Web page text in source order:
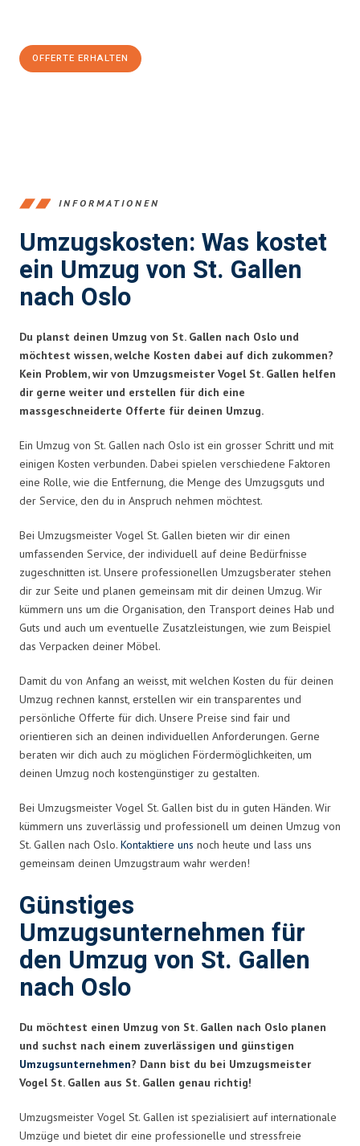
OFFERTE ERHALTEN
INFORMATIONEN
Umzugskosten: Was kostet
ein Umzug von St. Gallen
nach Oslo
Du planst deinen Umzug von St. Gallen nach Oslo und
möchtest wissen, welche Kosten dabei auf dich zukommen?
Kein Problem, wir von Umzugsmeister Vogel St. Gallen helfen
dir gerne weiter und erstellen für dich eine
massgeschneiderte Offerte für deinen Umzug.
Ein Umzug von St. Gallen nach Oslo ist ein grosser Schritt und mit
einigen Kosten verbunden. Dabei spielen verschiedene Faktoren
eine Rolle, wie die Entfernung, die Menge des Umzugsguts und
der Service, den du in Anspruch nehmen möchtest.
Bei Umzugsmeister Vogel St. Gallen bieten wir dir einen
umfassenden Service, der individuell auf deine Bedürfnisse
zugeschnitten ist. Unsere professionellen Umzugsberater stehen
dir zur Seite und planen gemeinsam mit dir deinen Umzug. Wir
kümmern uns um die Organisation, den Transport deines Hab und
Guts und auch um eventuelle Zusatzleistungen, wie zum Beispiel
das Verpacken deiner Möbel.
Damit du von Anfang an weisst, mit welchen Kosten du für deinen
Umzug rechnen kannst, erstellen wir ein transparentes und
persönliche Offerte für dich. Unsere Preise sind fair und
orientieren sich an deinen individuellen Anforderungen. Gerne
beraten wir dich auch zu möglichen Fördermöglichkeiten, um
deinen Umzug noch kostengünstiger zu gestalten.
Bei Umzugsmeister Vogel St. Gallen bist du in guten Händen. Wir
kümmern uns zuverlässig und professionell um deinen Umzug von
St. Gallen nach Oslo. Kontaktiere uns noch heute und lass uns
gemeinsam deinen Umzugstraum wahr werden!
Günstiges
Umzugsunternehmen für
den Umzug von St. Gallen
nach Oslo
Du möchtest einen Umzug von St. Gallen nach Oslo planen
und suchst nach einem zuverlässigen und günstigen
Umzugsunternehmen? Dann bist du bei Umzugsmeister
Vogel St. Gallen aus St. Gallen genau richtig!
Umzugsmeister Vogel St. Gallen ist spezialisiert auf internationale
Umzüge und bietet dir eine professionelle und stressfreie